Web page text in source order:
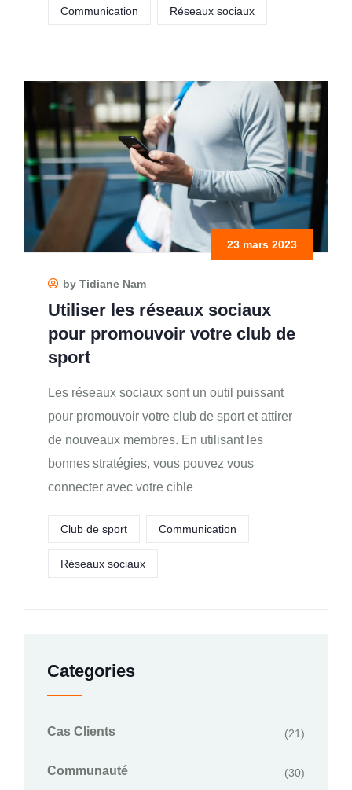
Communication Réseaux sociaux
23 mars 2023
by Tidiane Nam
Utiliser les réseaux sociaux
pour promouvoir votre club de
sport
Les réseaux sociaux sont un outil puissant
pour promouvoir votre club de sport et attirer
de nouveaux membres. En utilisant les
bonnes stratégies, vous pouvez vous
connecter avec votre cible
Club de sport Communication
Réseaux sociaux
Categories
Cas Clients (21)
Communauté (30)